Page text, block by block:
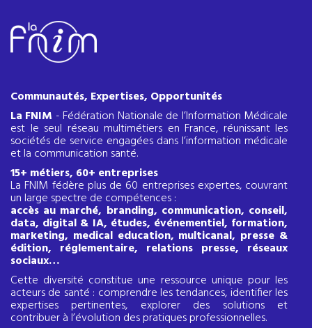
Communautés, Expertises, Opportunités
La FNIM - Fédération Nationale de l’Information Médicale
est le seul réseau multimétiers en France, réunissant les
sociétés de service engagées dans l’information médicale
et la communication santé.
15+ métiers, 60+ entreprises
La FNIM fédère plus de 60 entreprises expertes, couvrant
un large spectre de compétences :
accès au marché, branding, communication, conseil,
data, digital & IA, études, événementiel, formation,
marketing, medical education, multicanal, presse &
édition, réglementaire, relations presse, réseaux
sociaux…
Cette diversité constitue une ressource unique pour les
acteurs de santé : comprendre les tendances, identifier les
expertises pertinentes, explorer des solutions et
contribuer à l’évolution des pratiques professionnelles.